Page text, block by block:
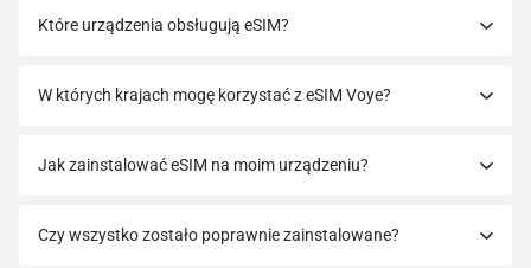
Które urządzenia obsługują eSIM?
W których krajach mogę korzystać z eSIM Voye?
Jak zainstalować eSIM na moim urządzeniu?
Czy wszystko zostało poprawnie zainstalowane?